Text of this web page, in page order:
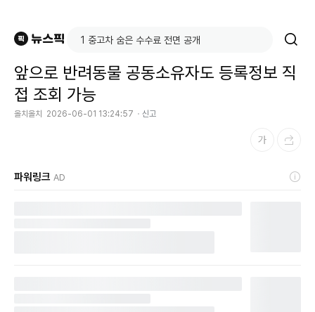
앞으로 반려동물 공동소유자도 등록정보 직
접 조회 가능
올치올치 2026-06-01 13:24:57 신고
파워링크 AD